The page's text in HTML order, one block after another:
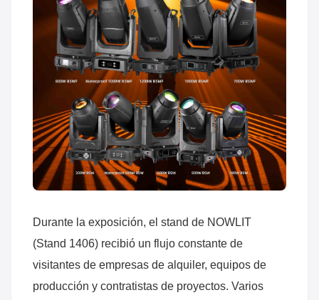
Durante la exposición, el stand de NOWLIT
(Stand 1406) recibió un flujo constante de
visitantes de empresas de alquiler, equipos de
producción y contratistas de proyectos. Varios